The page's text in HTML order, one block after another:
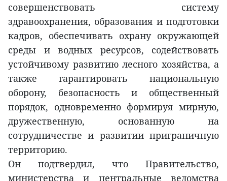
совершенствовать систему
здравоохранения, образования и подготовки
кадров, обеспечивать охрану окружающей
среды и водных ресурсов, содействовать
устойчивому развитию лесного хозяйства, а
также гарантировать национальную
оборону, безопасность и общественный
порядок, одновременно формируя мирную,
дружественную, основанную на
сотрудничестве и развитии приграничную
территорию.
Он подтвердил, что Правительство,
министерства и центральные ведомства